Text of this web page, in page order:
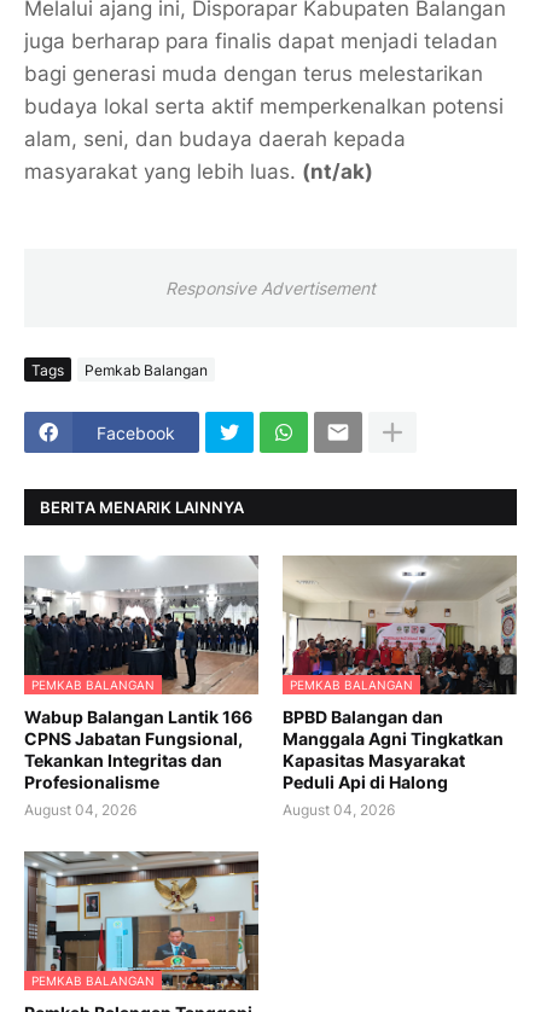
Melalui ajang ini, Disporapar Kabupaten Balangan
juga berharap para finalis dapat menjadi teladan
bagi generasi muda dengan terus melestarikan
budaya lokal serta aktif memperkenalkan potensi
alam, seni, dan budaya daerah kepada
masyarakat yang lebih luas. (nt/ak)
Responsive Advertisement
Tags Pemkab Balangan
Facebook
BERITA MENARIK LAINNYA
PEMKAB BALANGAN
Wabup Balangan Lantik 166
CPNS Jabatan Fungsional,
Tekankan Integritas dan
Profesionalisme
August 04, 2026
PEMKAB BALANGAN
BPBD Balangan dan
Manggala Agni Tingkatkan
Kapasitas Masyarakat
Peduli Api di Halong
August 04, 2026
PEMKAB BALANGAN